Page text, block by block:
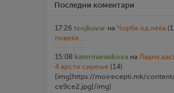
Последни коментари
17:26 tvojkuvar на Чорба од леќа
повеќе...
15:08 katerinanaskova на Ладна
4 врсти сирење (14)
[img]https://moirecepti.mk/
ce9ce2.jpg[/img]